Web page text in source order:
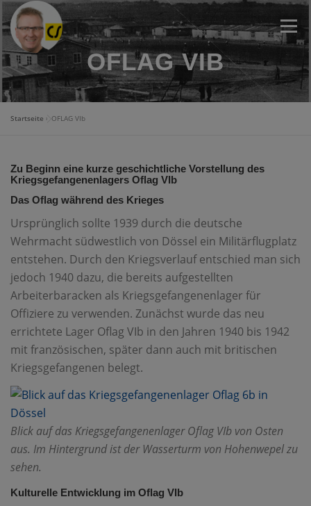
Zum
Inhalt
springen
Menü
CHRISTOF STÖRMER FOTO-BLOG
WANDERTOUREN
OFLAG VIB
Startseite » OFLAG VIb
Zu Beginn eine kurze geschichtliche Vorstellung des
Kriegsgefangenenlagers Oflag VIb
Das Oflag während des Krieges
Ursprünglich sollte 1939 durch die deutsche
Wehrmacht südwestlich von Dössel ein Militärflugplatz
entstehen. Durch den Kriegsverlauf entschied man sich
jedoch 1940 dazu, die bereits aufgestellten
Arbeiterbaracken als Kriegsgefangenenlager für
Offiziere zu verwenden. Zunächst wurde das neu
errichtete Lager Oflag VIb in den Jahren 1940 bis 1942
mit französischen, später dann auch mit britischen
Kriegsgefangenen belegt.
Blick auf das Kriegsgefangenenlager Oflag VIb von Osten
aus. Im Hintergrund ist der Wasserturm von Hohenwepel zu
sehen.
Kulturelle Entwicklung im Oflag VIb